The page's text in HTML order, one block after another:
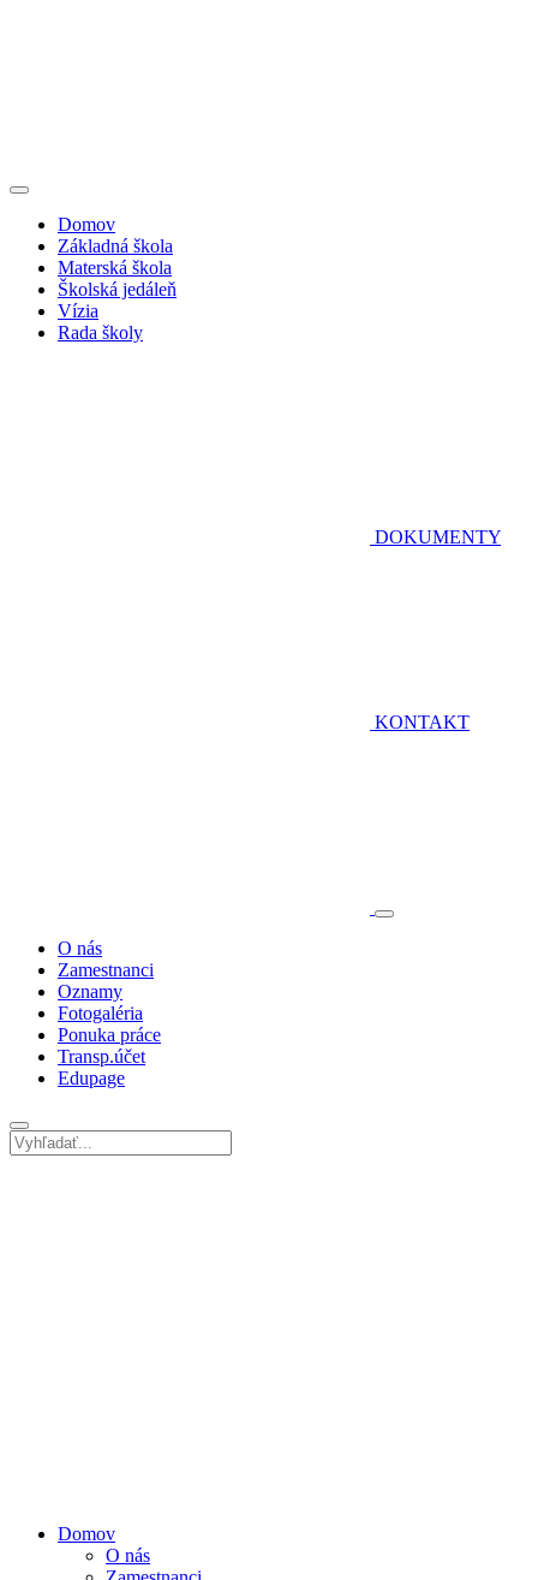
Domov
Základná škola
Materská škola
Školská jedáleň
Vízia
Rada školy
DOKUMENTY
KONTAKT
O nás
Zamestnanci
Oznamy
Fotogaléria
Ponuka práce
Transp.účet
Edupage
Domov
O nás